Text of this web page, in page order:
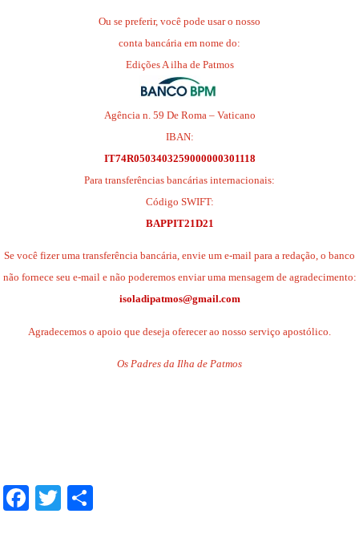
Ou se preferir, você pode usar o nosso
conta bancária em nome do:
Edições A ilha de Patmos
Agência n. 59 De Roma – Vaticano
IBAN:
IT74R0503403259000000301118
Para transferências bancárias internacionais:
Código SWIFT:
BAPPIT21D21
Se você fizer uma transferência bancária, envie um e-mail para a redação, o banco
não fornece seu e-mail e não poderemos enviar uma mensagem de agradecimento:
isoladipatmos@gmail.com
Agradecemos o apoio que deseja oferecer ao nosso serviço apostólico.
Os Padres da Ilha de Patmos
Facebook
Twitter